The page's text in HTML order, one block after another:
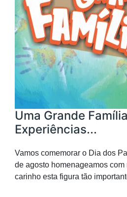
Uma Grande
Experiências...
Vamos comemorar o Dia dos
de agosto homenageamos com
carinho esta figura tão